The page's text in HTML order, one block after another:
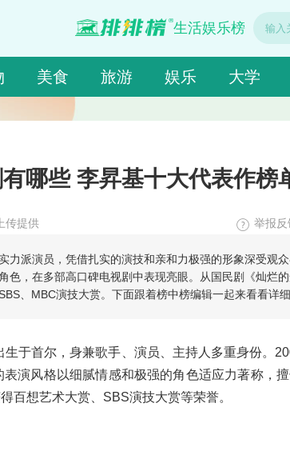
生活娱乐榜
美食 旅游 娱乐 大学
哪些 李昇基十大代表作榜
传提供 举报反
力派演员，凭借扎实的演技和亲和力极强的形象深受观
色，在多部高口碑电视剧中表现亮眼。从国民剧《灿烂
、MBC演技大赏。下面跟着榜中榜编辑一起来看看详细
于首尔，身兼歌手、演员、主持人多重身份。
表演风格以细腻情感和极强的角色适应力著称，
百想艺术大赏、SBS演技大赏等荣誉。